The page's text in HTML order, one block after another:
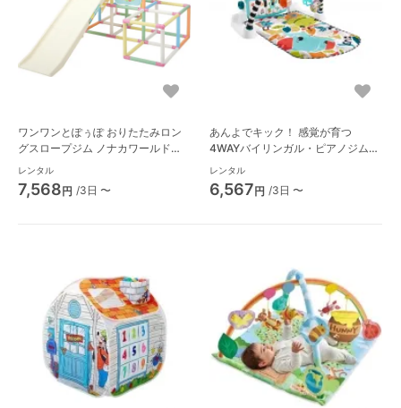
ワンワンとぽぅぽ おりたたみロン
グスロープジム ノナカワールド
（Nonaka World）
レンタル
7,568円 /3日 〜
あんよでキック！ 感覚が育つ
4WAYバイリンガル・ピアノジム
ベビージム フィッシャープライス
(Fisher Price)
レンタル
6,567円 /3日 〜